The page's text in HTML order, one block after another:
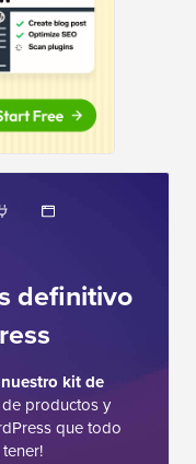
definitivo
kit de
de productos y
que todo